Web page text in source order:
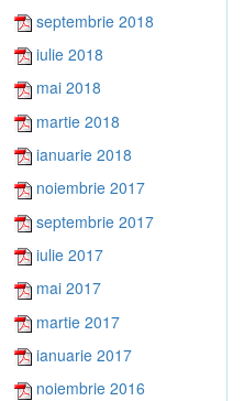
septembrie 2018
iulie 2018
mai 2018
martie 2018
ianuarie 2018
noiembrie 2017
septembrie 2017
iulie 2017
mai 2017
martie 2017
ianuarie 2017
noiembrie 2016